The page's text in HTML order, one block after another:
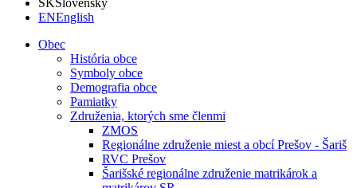
SKSlovensky
ENEnglish
Obec
História obce
Symboly obce
Demografia obce
Pamiatky
Združenia, ktorých sme členmi
ZMOS
Regionálne združenie miest a obcí Prešov - Šariš
RVC Prešov
Šarišské regionálne združenie matrikárok a